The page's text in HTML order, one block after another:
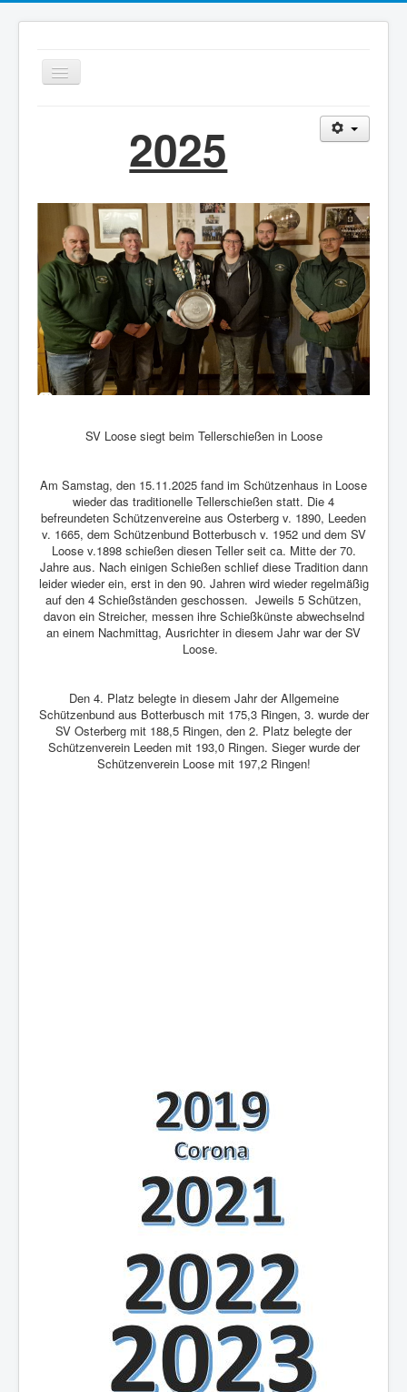
Navigation
an/aus
Home
Verein
Termine
Schiessgruppe
Senioren
Schützenhaus
Anmeldung
Sponsoren
2025
SV Loose siegt beim Tellerschießen in Loose
Am Samstag, den 15.11.2025 fand im Schützenhaus in Loose
wieder das traditionelle Tellerschießen statt. Die 4
befreundeten Schützenvereine aus Osterberg v. 1890, Leeden
v. 1665, dem Schützenbund Botterbusch v. 1952 und dem SV
Loose v.1898 schießen diesen Teller seit ca. Mitte der 70.
Jahre aus. Nach einigen Schießen schlief diese Tradition dann
leider wieder ein, erst in den 90. Jahren wird wieder regelmäßig
auf den 4 Schießständen geschossen. Jeweils 5 Schützen,
davon ein Streicher, messen ihre Schießkünste abwechselnd
an einem Nachmittag, Ausrichter in diesem Jahr war der SV
Loose.
Den 4. Platz belegte in diesem Jahr der Allgemeine
Schützenbund aus Botterbusch mit 175,3 Ringen, 3. wurde der
SV Osterberg mit 188,5 Ringen, den 2. Platz belegte der
Schützenverein Leeden mit 193,0 Ringen. Sieger wurde der
Schützenverein Loose mit 197,2 Ringen!